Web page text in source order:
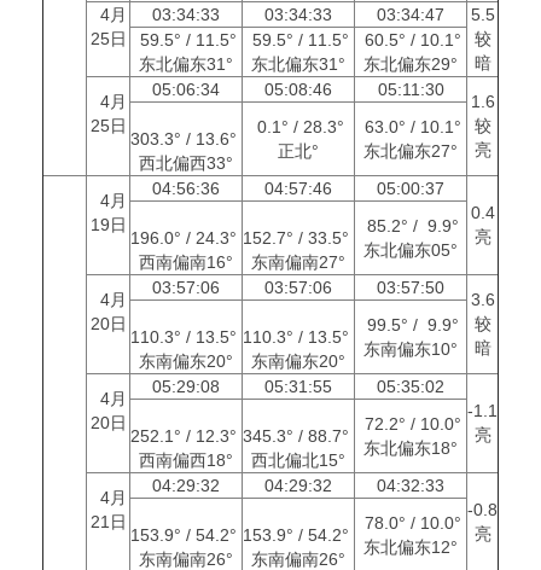
4月
25日
03:34:33 03:34:33 03:34:47
5.5
较
暗
59.5° / 11.5°
东北偏东31°
59.5° / 11.5°
东北偏东31°
60.5° / 10.1°
东北偏东29°
4月
25日
05:06:34 05:08:46 05:11:30
1.6
较
亮
303.3° / 13.6°
西北偏西33°
0.1° / 28.3°
正北°
63.0° / 10.1°
东北偏东27°
4月
19日
04:56:36 04:57:46
05:00:37
0.4
亮
196.0° / 24.3°
西南偏南16°
152.7° / 33.5°
东南偏南27°
85.2° / 9.9°
东北偏东05°
4月
20日
03:57:06 03:57:06 03:57:50
3.6
较
暗
110.3° / 13.5°
东南偏东20°
110.3° / 13.5°
东南偏东20°
99.5° / 9.9°
东南偏东10°
4月
20日
05:29:08 05:31:55
05:35:02
-1.1
亮
252.1° / 12.3°
西南偏西18°
345.3° / 88.7°
西北偏北15°
72.2° / 10.0°
东北偏东18°
4月
21日
04:29:32 04:29:32
04:32:33
-0.8
亮
153.9° / 54.2°
东南偏南26°
153.9° / 54.2°
东南偏南26°
78.0° / 10.0°
东北偏东12°